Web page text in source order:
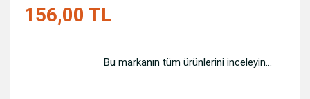
156,00 TL
Bu markanın tüm ürünlerini inceleyin...